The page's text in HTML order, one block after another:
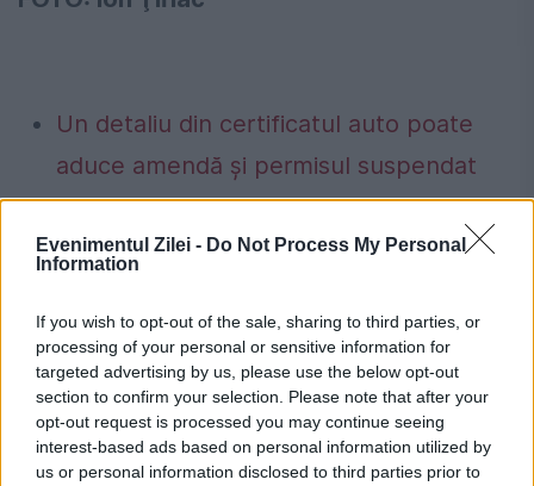
Evenimentul Zilei - Do Not Process My Personal
Information
If you wish to opt-out of the sale, sharing to third parties, or
processing of your personal or sensitive information for
targeted advertising by us, please use the below opt-out
section to confirm your selection. Please note that after your
opt-out request is processed you may continue seeing
interest-based ads based on personal information utilized by
us or personal information disclosed to third parties prior to
Un detaliu din certificatul auto poate
aduce amendă și permisul suspendat
unor categorii de șoferi
Ai încă buletinul vechi? Data după care
este valabil
aeroport Coanda gigi becali HEnri